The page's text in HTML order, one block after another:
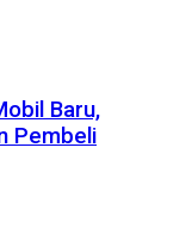
Baru,
Pembeli